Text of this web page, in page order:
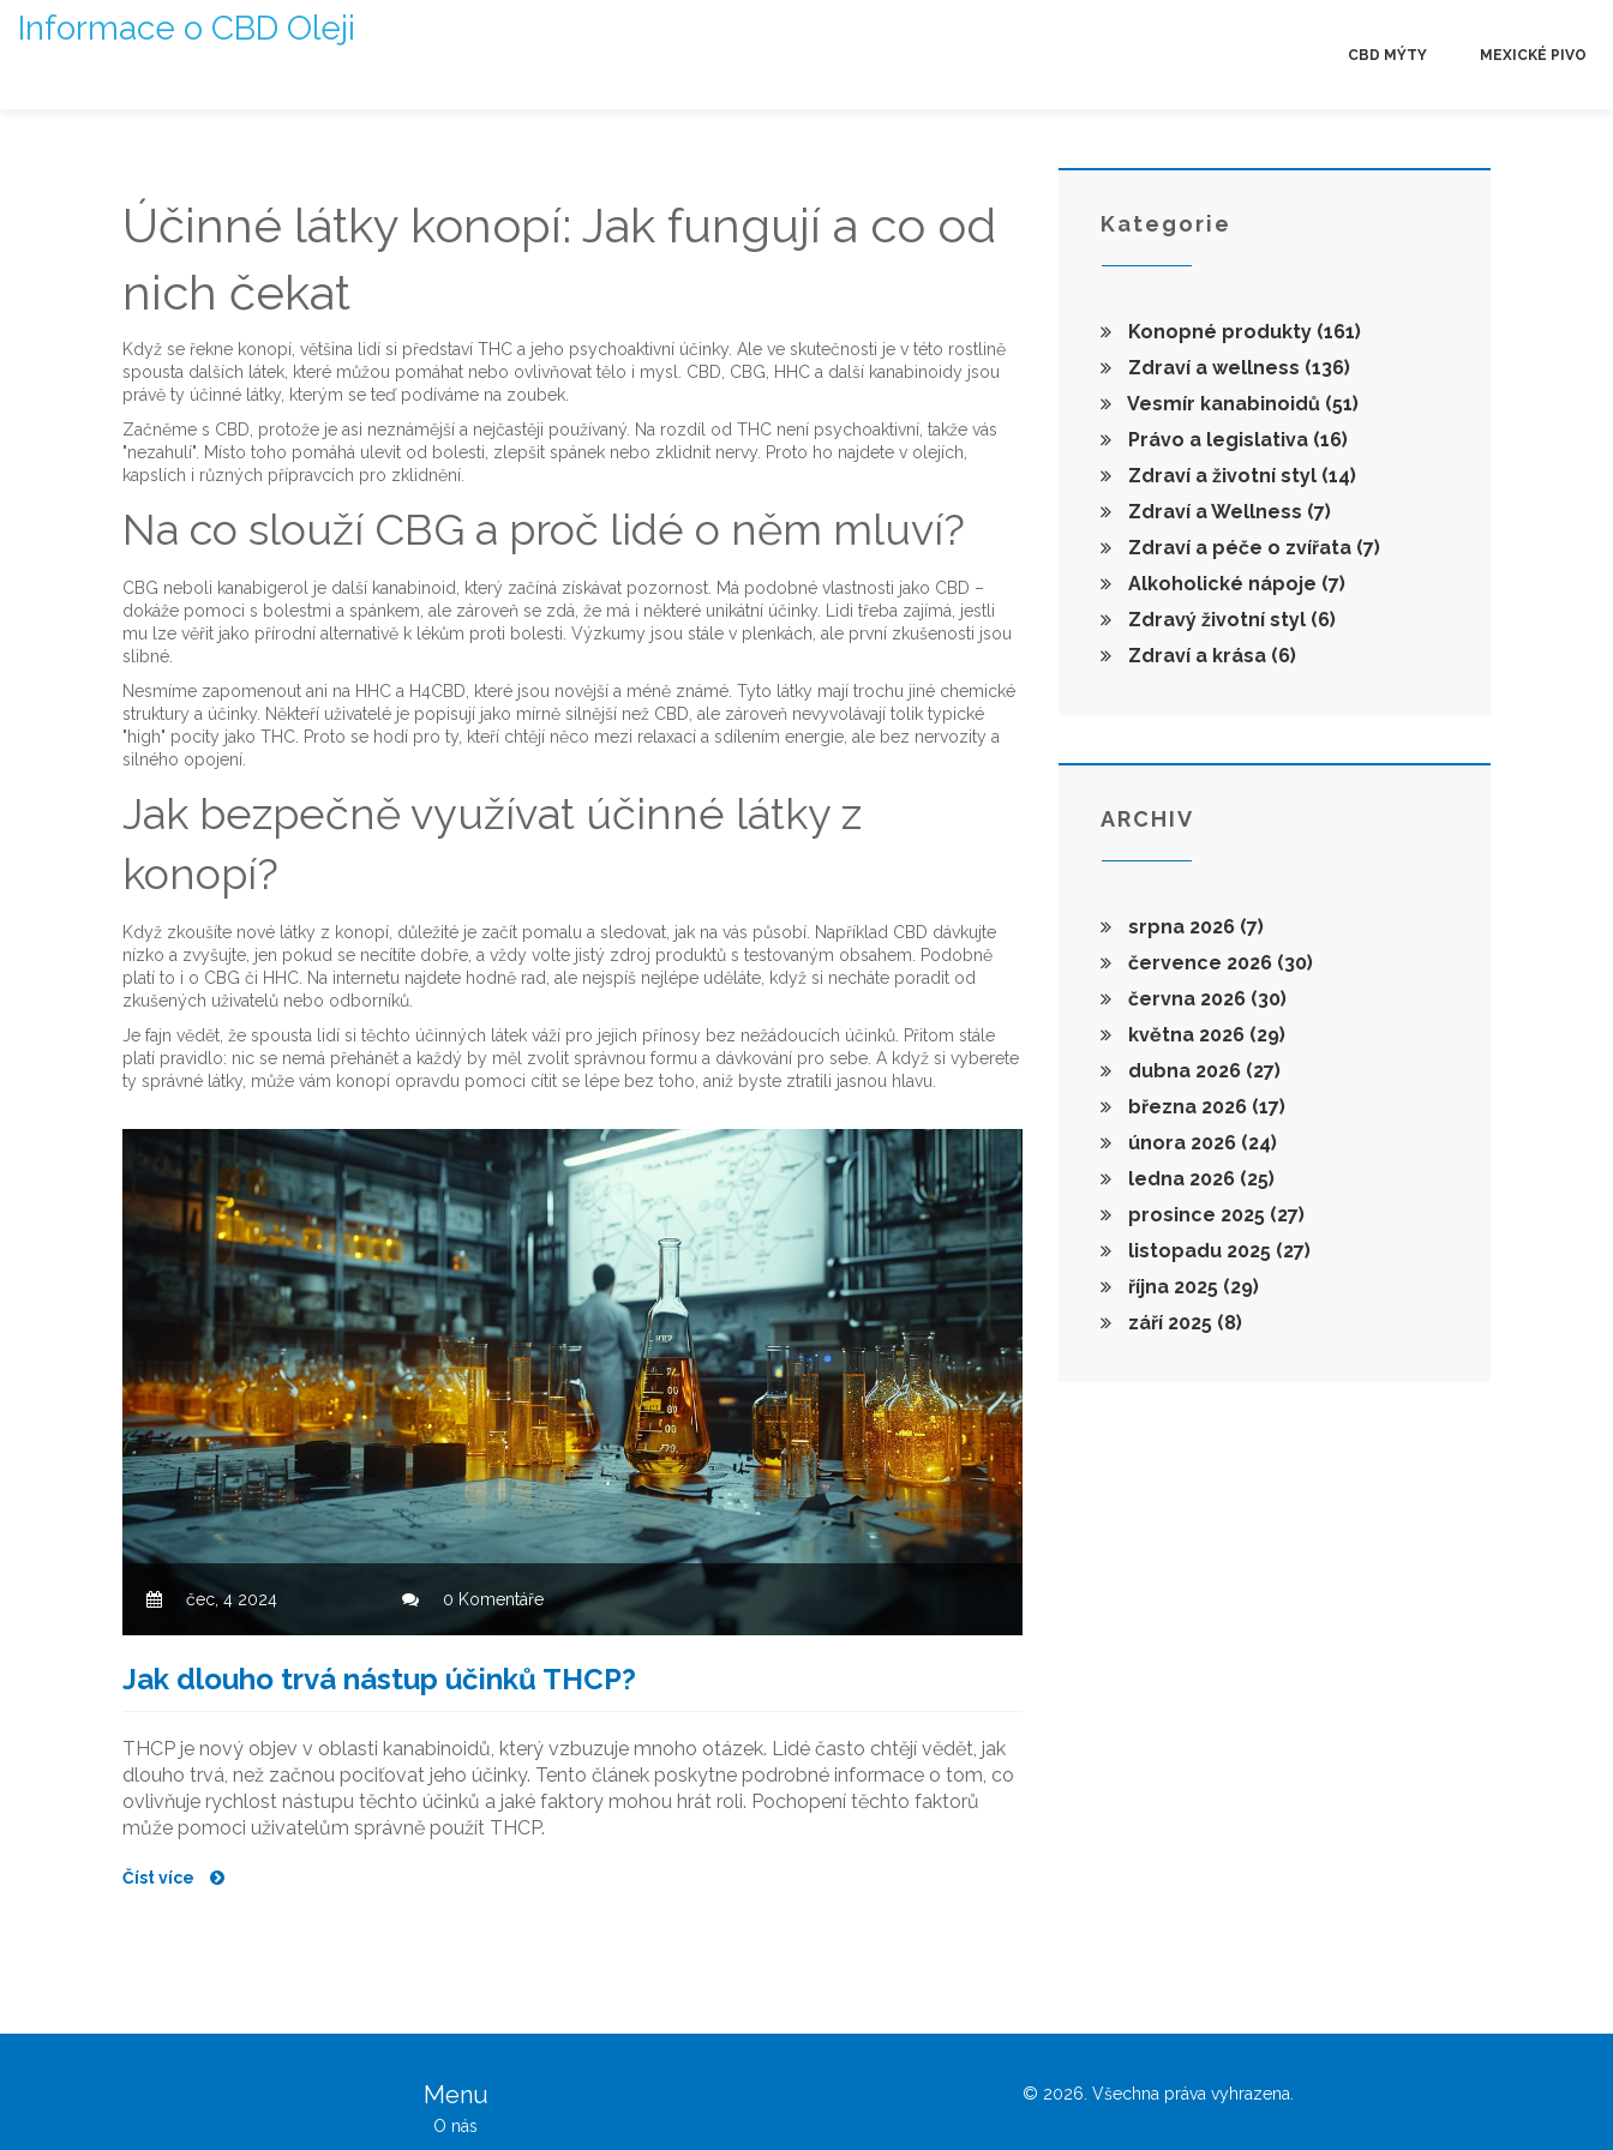
Informace o CBD Oleji
CBD MÝTY MEXICKÉ PIVO
Účinné látky konopí: Jak fungují a co od
nich čekat
Když se řekne konopí, většina lidí si představí THC a jeho psychoaktivní účinky. Ale ve skutečnosti je v této rostlině
spousta dalších látek, které můžou pomáhat nebo ovlivňovat tělo i mysl. CBD, CBG, HHC a další kanabinoidy jsou
právě ty účinné látky, kterým se teď podíváme na zoubek.
Začněme s CBD, protože je asi neznámější a nejčastěji používaný. Na rozdíl od THC není psychoaktivní, takže vás
"nezahulí". Místo toho pomáhá ulevit od bolesti, zlepšit spánek nebo zklidnit nervy. Proto ho najdete v olejích,
kapslích i různých přípravcích pro zklidnění.
Na co slouží CBG a proč lidé o něm mluví?
CBG neboli kanabigerol je další kanabinoid, který začíná získávat pozornost. Má podobné vlastnosti jako CBD –
dokáže pomoci s bolestmi a spánkem, ale zároveň se zdá, že má i některé unikátní účinky. Lidi třeba zajímá, jestli
mu lze věřit jako přírodní alternativě k lékům proti bolesti. Výzkumy jsou stále v plenkách, ale první zkušenosti jsou
slibné.
Nesmíme zapomenout ani na HHC a H4CBD, které jsou novější a méně známé. Tyto látky mají trochu jiné chemické
struktury a účinky. Někteří uživatelé je popisují jako mírně silnější než CBD, ale zároveň nevyvolávají tolik typické
"high" pocity jako THC. Proto se hodí pro ty, kteří chtějí něco mezi relaxací a sdílením energie, ale bez nervozity a
silného opojení.
Jak bezpečně využívat účinné látky z
konopí?
Když zkoušíte nové látky z konopí, důležité je začít pomalu a sledovat, jak na vás působí. Například CBD dávkujte
nízko a zvyšujte, jen pokud se necítíte dobře, a vždy volte jistý zdroj produktů s testovaným obsahem. Podobně
platí to i o CBG či HHC. Na internetu najdete hodně rad, ale nejspíš nejlépe uděláte, když si necháte poradit od
zkušených uživatelů nebo odborníků.
Je fajn vědět, že spousta lidí si těchto účinných látek váží pro jejich přínosy bez nežádoucích účinků. Přitom stále
platí pravidlo: nic se nemá přehánět a každý by měl zvolit správnou formu a dávkování pro sebe. A když si vyberete
ty správné látky, může vám konopí opravdu pomoci cítit se lépe bez toho, aniž byste ztratili jasnou hlavu.
čec, 4 2024 0 Komentáře
Jak dlouho trvá nástup účinků THCP?
THCP je nový objev v oblasti kanabinoidů, který vzbuzuje mnoho otázek. Lidé často chtějí vědět, jak
dlouho trvá, než začnou pociťovat jeho účinky. Tento článek poskytne podrobné informace o tom, co
ovlivňuje rychlost nástupu těchto účinků a jaké faktory mohou hrát roli. Pochopení těchto faktorů
může pomoci uživatelům správně použít THCP.
Číst více
Kategorie
Konopné produkty (161)
Zdraví a wellness (136)
Vesmír kanabinoidů (51)
Právo a legislativa (16)
Zdraví a životní styl (14)
Zdraví a Wellness (7)
Zdraví a péče o zvířata (7)
Alkoholické nápoje (7)
Zdravý životní styl (6)
Zdraví a krása (6)
ARCHIV
srpna 2026 (7)
července 2026 (30)
června 2026 (30)
května 2026 (29)
dubna 2026 (27)
března 2026 (17)
února 2026 (24)
ledna 2026 (25)
prosince 2025 (27)
listopadu 2025 (27)
října 2025 (29)
září 2025 (8)
Menu
O nás
© 2026. Všechna práva vyhrazena.